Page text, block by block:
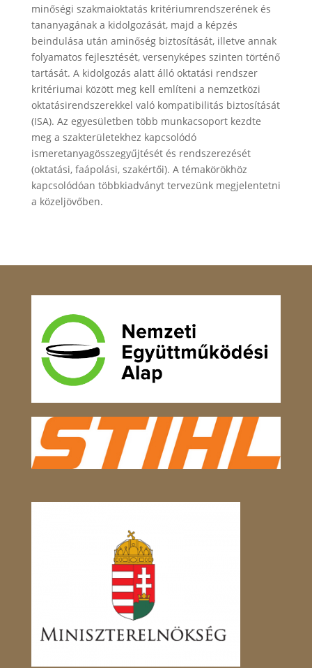
minőségi szakmaioktatás kritériumrendszerének és
tananyagának a kidolgozását, majd a képzés
beindulása után aminőség biztosítását, illetve annak
folyamatos fejlesztését, versenyképes szinten történő
tartását. A kidolgozás alatt álló oktatási rendszer
kritériumai között meg kell említeni a nemzetközi
oktatásirendszerekkel való kompatibilitás biztosítását
(ISA). Az egyesületben több munkacsoport kezdte
meg a szakterületekhez kapcsolódó
ismeretanyagösszegyűjtését és rendszerezését
(oktatási, faápolási, szakértői). A témakörökhöz
kapcsolódóan többkiadványt tervezünk megjelentetni
a közeljövőben.